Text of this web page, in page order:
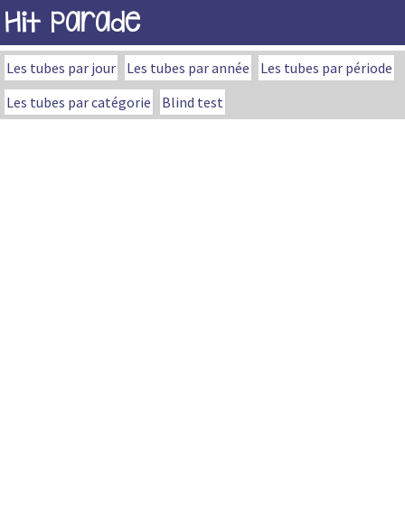
Hit Parade
Les tubes par jour Les tubes par année
Les tubes par période
Les tubes par catégorie
Blind test